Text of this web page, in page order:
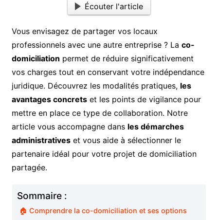
Écouter l'article
Vous envisagez de partager vos locaux
professionnels avec une autre entreprise ? La co-
domiciliation permet de réduire significativement
vos charges tout en conservant votre indépendance
juridique. Découvrez les modalités pratiques, les
avantages concretset les points de vigilance pour
mettre en place ce type de collaboration. Notre
article vous accompagne dans les démarches
administrativeset vous aide à sélectionner le
partenaire idéal pour votre projet de domiciliation
partagée.
Sommaire :
🏠 Comprendre la co-domiciliation et ses options